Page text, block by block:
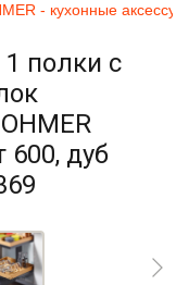
- кухонные
полки с
дуб